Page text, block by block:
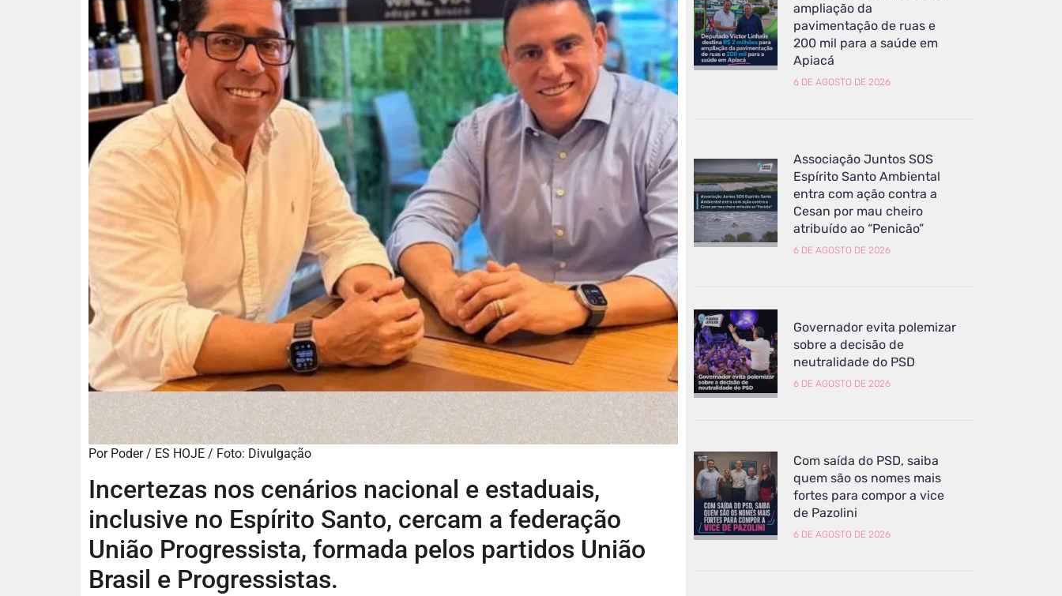
Por Poder / ES HOJE / Foto: Divulgação
Incertezas nos cenários nacional e estaduais,
inclusive no Espírito Santo, cercam a federação
União Progressista, formada pelos partidos União
Brasil e Progressistas.
ampliação da
pavimentação de ruas e
200 mil para a saúde em
Apiacá
6 DE AGOSTO DE 2026
Associação Juntos SOS
Espírito Santo Ambiental
entra com ação contra a
Cesan por mau cheiro
atribuído ao “Penicão”
6 DE AGOSTO DE 2026
Governador evita polemizar
sobre a decisão de
neutralidade do PSD
6 DE AGOSTO DE 2026
Com saída do PSD, saiba
quem são os nomes mais
fortes para compor a vice
de Pazolini
6 DE AGOSTO DE 2026